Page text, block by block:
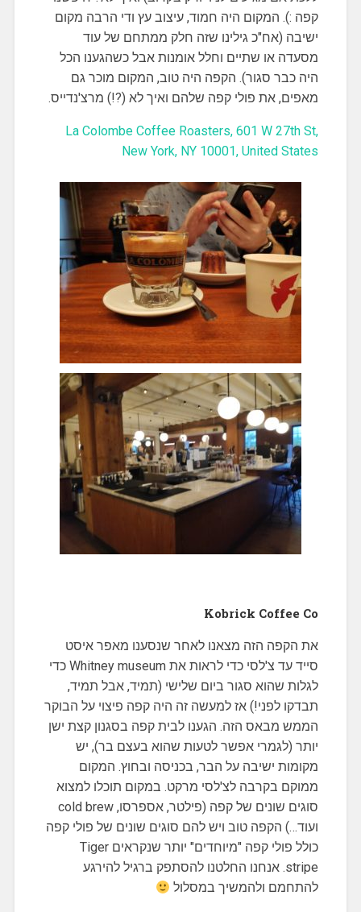
קפה :). המקום היה חמוד, עיצוב עץ ודי הרבה מקום
ישיבה (אח"כ גילינו שזה חלק ממתחם של עוד
מסעדה או שתיים וחלל אומנות אבל כשהגענו הכל
היה כבר סגור). הקפה היה טוב, המקום מוכר גם
מאפים, את פולי קפה שלהם ואיך לא (?!) מרצ'נדייס.
La Colombe Coffee Roasters, 601 W 27th St,
New York, NY 10001, United States
Kobrick Coffee Co
את הקפה הזה מצאנו לאחר שנסענו מאפר איסט
סייד עד צ'לסי כדי לראות את Whitney museum כדי
לגלות שהוא סגור ביום שלישי (תמיד, אבל תמיד,
תבדקו לפני!) אז למעשה זה היה קפה פיצוי על הבוקר
הממש מבאס הזה. הגענו לבית קפה בסגנון קצת ישן
יותר (לגמרי אפשר לטעות שהוא בעצם בר), יש
מקומות ישיבה על הבר, בכניסה ובחוץ. המקום
ממוקם בקרבה לצ'לסי מרקט. במקום תוכלו למצוא
סוגים שונים של קפה (פילטר, אספרסו, cold brew
ועוד…) הקפה טוב ויש להם סוגים שונים של פולי קפה
כולל פולי קפה "מיוחדים" יותר שנקראים Tiger
stripe. אנחנו החלטנו להסתפק ברגיל להירגע
להתחמם ולהמשיך במסלול